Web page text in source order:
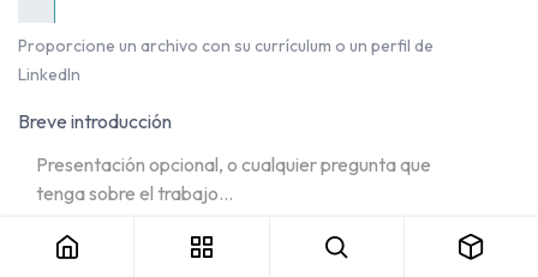
Proporcione un archivo con su currículum o un perfil de
LinkedIn
Breve introducción